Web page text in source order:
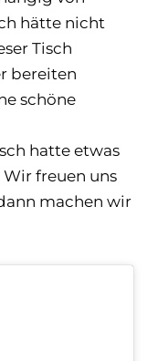
hätte nicht
Tisch
bereiten
schöne
hatte etwas
freuen uns
machen wir